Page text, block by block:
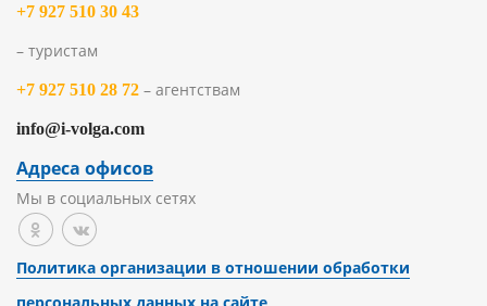
+7 927 510 30 43
– туристам
+7 927 510 28 72 – агентствам
info@i-volga.com
Адреса офисов
Мы в социальных сетях
Политика организации в отношении обработки